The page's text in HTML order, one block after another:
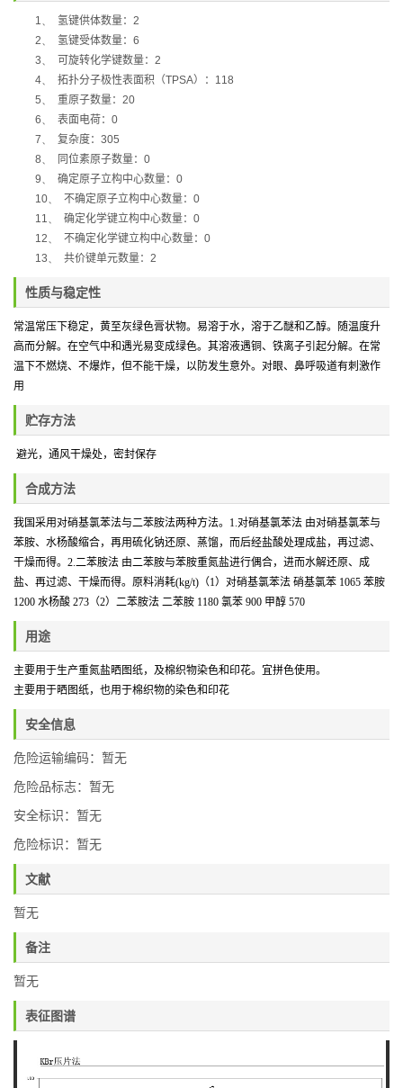
1、 氢键供体数量： 2
2、
氢键受体数量： 6
3、
可旋转化学键数量： 2
4、
拓扑分子极性表面积（TPSA）： 118
5、
重原子数量： 20
6、
表面电荷： 0
7、
复杂度： 305
8、
同位素原子数量： 0
9、
确定原子立构中心数量： 0
10、
不确定原子立构中心数量： 0
11、
确定化学键立构中心数量： 0
12、
不确定化学键立构中心数量： 0
13、
共价键单元数量： 2
性质与稳定性
常温常压下稳定， 黄至灰绿色膏状物。易溶于水，溶于乙醚和乙醇。随温度升
高而分解。在空气中和遇光易变成绿色。其溶液遇铜、铁离子引起分解。在常
温下不燃烧、不爆炸，但不能干燥，以防发生意外。对眼、鼻呼吸道有刺激作
用
贮存方法
避光，通风干燥处 ，密封保存
合成方法
我国采用对硝基氯苯法与二苯胺法两种方法。 1.对硝基氯苯法 由对硝基氯苯与
苯胺、水杨酸缩合，再用硫化钠还原、蒸馏，而后经盐酸处理成盐，再过滤、
干燥而得。 2.二苯胺法 由二苯胺与苯胺重氮盐进行偶合，进而水解还原、成
盐、再过滤、干燥而得。原料消耗(kg/t) （1）对硝基氯苯法 硝基氯苯 1065 苯胺
1200 水杨酸 273 （2）二苯胺法 二苯胺 1180 氯苯 900 甲醇 570
用途
主要用于生产重氮盐晒图纸，及棉织物染色和印花。宜拼色使用。
主要用于晒图纸，也用于棉织物的染色和印花
安全信息
危险运输编码：暂无
危险品标志：暂无
安全标识：暂无
危险标识：暂无
文献
暂无
备注
暂无
表征图谱